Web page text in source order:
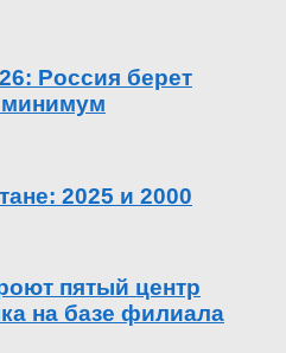
Россия берет
минимум
2025 и 2000
пятый центр
на базе филиала